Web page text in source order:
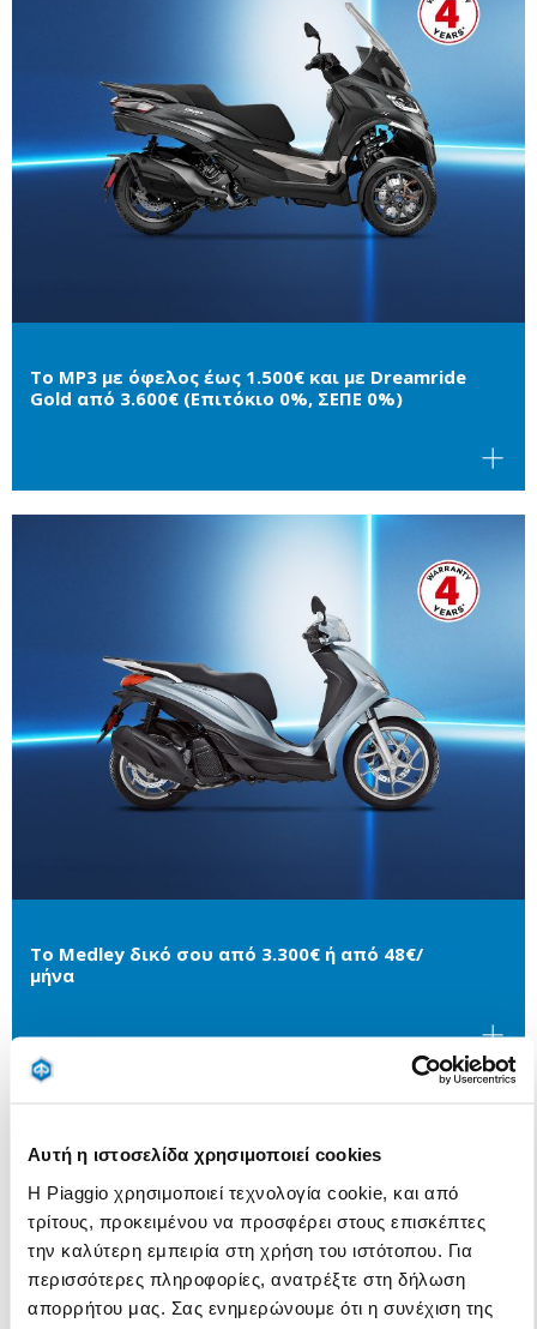
Αυτή η ιστοσελίδα χρησιμοποιεί cookies
Η Piaggio χρησιμοποιεί τεχνολογία cookie, και από
τρίτους, προκειμένου να προσφέρει στους επισκέπτες
την καλύτερη εμπειρία στη χρήση του ιστότοπου. Για
περισσότερες πληροφορίες, ανατρέξτε στη δήλωση
απορρήτου μας. Σας ενημερώνουμε ότι η συνέχιση της
Το MP3 με όφελος έως 1.500€ και με Dreamride
Gold από 3.600€ (Επιτόκιο 0%, ΣΕΠΕ 0%)
Το Medley δικό σου από 3.300€ ή από 48€/
μήνα